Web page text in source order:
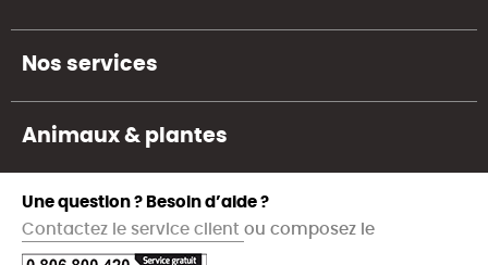
Nos services
Animaux & plantes
Une question ? Besoin d’aide ?
Contactez le service client ou composez le